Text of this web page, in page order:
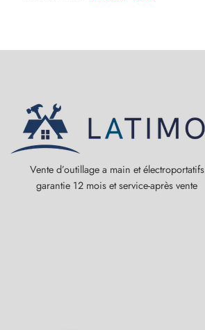
Vente d’outillage a main et électroportatifs
garantie 12 mois et service-après vente